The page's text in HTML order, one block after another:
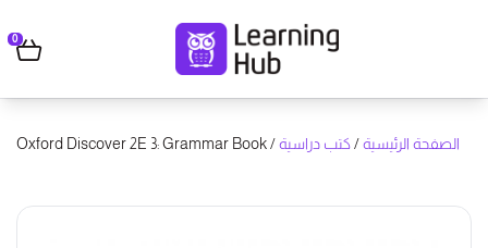
0
الصفحة الرئيسية/كتب دراسية/ Oxford Discover 2E 3: Grammar Book